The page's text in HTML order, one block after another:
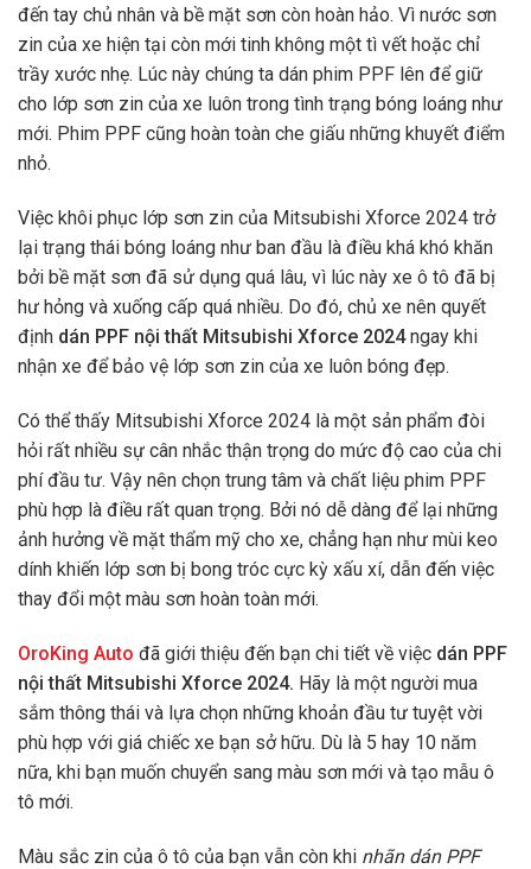
đến tay chủ nhân và bề mặt sơn còn hoàn hảo. Vì nước sơn
zin của xe hiện tại còn mới tinh không một tì vết hoặc chỉ
trầy xước nhẹ. Lúc này chúng ta dán phim PPF lên để giữ
cho lớp sơn zin của xe luôn trong tình trạng bóng loáng như
mới. Phim PPF cũng hoàn toàn che giấu những khuyết điểm
nhỏ.
Việc khôi phục lớp sơn zin của Mitsubishi Xforce 2024 trở
lại trạng thái bóng loáng như ban đầu là điều khá khó khăn
bởi bề mặt sơn đã sử dụng quá lâu, vì lúc này xe ô tô đã bị
hư hỏng và xuống cấp quá nhiều. Do đó, chủ xe nên quyết
định dán PPF nội thất Mitsubishi Xforce 2024ngay khi
nhận xe để bảo vệ lớp sơn zin của xe luôn bóng đẹp.
Có thể thấy Mitsubishi Xforce 2024 là một sản phẩm đòi
hỏi rất nhiều sự cân nhắc thận trọng do mức độ cao của chi
phí đầu tư. Vậy nên chọn trung tâm và chất liệu phim PPF
phù hợp là điều rất quan trọng. Bởi nó dễ dàng để lại những
ảnh hưởng về mặt thẩm mỹ cho xe, chẳng hạn như mùi keo
dính khiến lớp sơn bị bong tróc cực kỳ xấu xí, dẫn đến việc
thay đổi một màu sơn hoàn toàn mới.
OroKing Auto đã giới thiệu đến bạn chi tiết về việc dán PPF
nội thất Mitsubishi Xforce 2024. Hãy là một người mua
sắm thông thái và lựa chọn những khoản đầu tư tuyệt vời
phù hợp với giá chiếc xe bạn sở hữu. Dù là 5 hay 10 năm
nữa, khi bạn muốn chuyển sang màu sơn mới và tạo mẫu ô
tô mới.
Màu sắc zin của ô tô của bạn vẫn còn khi nhãn dán PPF